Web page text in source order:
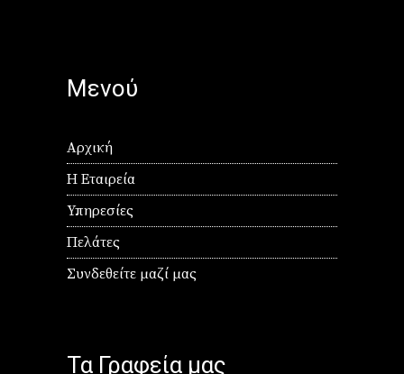
Μενού
Αρχική
Η Εταιρεία
Υπηρεσίες
Πελάτες
Συνδεθείτε μαζί μας
Τα Γραφεία μας